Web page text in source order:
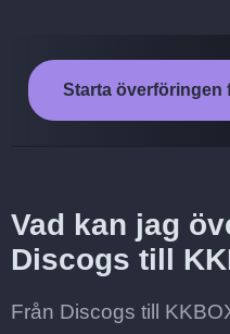
Starta överföringen
Vad kan jag
Discogs till
Från Discogs till